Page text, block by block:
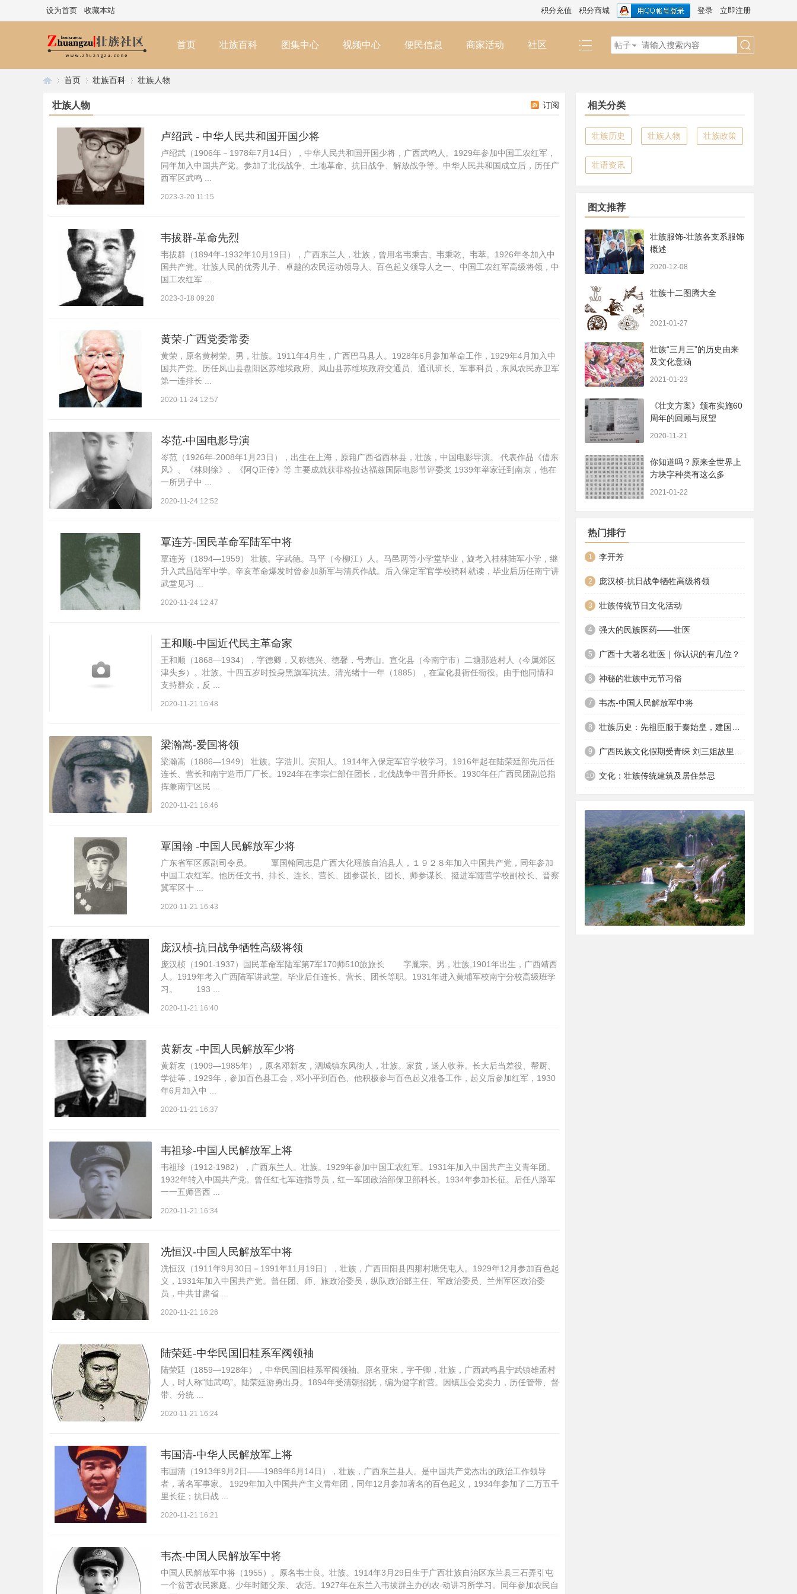
设为首页 收藏本站 积分充值 积分商城 登录 立即注册
首页 壮族百科 图集中心 视频中心 便民信息 商家活动 社区 帖子
首页
›
壮族百科
›
壮族人物
订阅
壮族人物
卢绍武 - 中华人民共和国开国少将
卢绍武（1906年－1978年7月14日），中华人民共和国开国少将，广西武鸣人。1929年参加中国工农红军，
同年加入中国共产党。参加了北伐战争、土地革命、抗日战争、解放战争等。中华人民共和国成立后，历任广
西军区武鸣 ...
2023-3-20 11:15
韦拔群-革命先烈
韦拔群（1894年-1932年10月19日），广西东兰人，壮族，曾用名韦秉吉、韦秉乾、韦萃。1926年冬加入中
国共产党。壮族人民的优秀儿子、卓越的农民运动领导人、百色起义领导人之一、中国工农红军高级将领，中
国工农红军 ...
2023-3-18 09:28
黄荣-广西党委常委
黄荣，原名黄树荣。男，壮族。1911年4月生，广西巴马县人。1928年6月参加革命工作，1929年4月加入中
国共产党。历任凤山县盘阳区苏维埃政府、凤山县苏维埃政府交通员、通讯班长、军事科员，东凤农民赤卫军
第一连排长 ...
2020-11-24 12:57
岑范-中国电影导演
岑范（1926年-2008年1月23日），出生在上海，原籍广西省西林县，壮族，中国电影导演。 代表作品《借东
风》、《林则徐》、《阿Q正传》等 主要成就获菲格拉达福兹国际电影节评委奖 1939年举家迁到南京，他在
一所男子中 ...
2020-11-24 12:52
覃连芳-国民革命军陆军中将
覃连芳（1894—1959） 壮族。字武德。马平（今柳江）人。马邑两等小学堂毕业，旋考入桂林陆军小学，继
升入武昌陆军中学。辛亥革命爆发时曾参加新军与清兵作战。后入保定军官学校骑科就读，毕业后历任南宁讲
武堂见习 ...
2020-11-24 12:47
王和顺-中国近代民主革命家
王和顺（1868—1934），字德卿，又称德兴、德馨，号寿山。宣化县（今南宁市）二塘那造村人（今属郊区
津头乡）。壮族。十四五岁时投身黑旗军抗法。清光绪十一年（1885），在宣化县衙任衙役。由于他同情和
支持群众，反 ...
2020-11-21 16:48
梁瀚嵩-爱国将领
梁瀚嵩（1886—1949） 壮族。字浩川。宾阳人。1914年入保定军官学校学习。1916年起在陆荣廷部先后任
连长、营长和南宁造币厂厂长。1924年在李宗仁部任团长，北伐战争中晋升师长。1930年任广西民团副总指
挥兼南宁区民 ...
2020-11-21 16:46
覃国翰 -中国人民解放军少将
广东省军区原副司令员。 覃国翰同志是广西大化瑶族自治县人，１９２８年加入中国共产党，同年参加
中国工农红军。他历任文书、排长、连长、营长、团参谋长、团长、师参谋长、挺进军随营学校副校长、晋察
冀军区十 ...
2020-11-21 16:43
庞汉桢-抗日战争牺牲高级将领
庞汉桢（1901-1937）国民革命军陆军第7军170师510旅旅长 字胤宗。男，壮族,1901年出生，广西靖西
人。1919年考入广西陆军讲武堂。毕业后任连长、营长、团长等职。1931年进入黄埔军校南宁分校高级班学
习。 193 ...
2020-11-21 16:40
黄新友 -中国人民解放军少将
黄新友（1909—1985年），原名邓新友，泗城镇东风街人，壮族。家贫，送人收养。长大后当差役、帮厨、
学徒等，1929年，参加百色县工会，邓小平到百色、他积极参与百色起义准备工作，起义后参加红军，1930
年6月加入中 ...
2020-11-21 16:37
韦祖珍-中国人民解放军上将
韦祖珍（1912-1982），广西东兰人。壮族。1929年参加中国工农红军。1931年加入中国共产主义青年团。
1932年转入中国共产党。曾任红七军连指导员，红一军团政治部保卫部科长。1934年参加长征。后任八路军
一一五师晋西 ...
2020-11-21 16:34
冼恒汉-中国人民解放军中将
冼恒汉（1911年9月30日－1991年11月19日），壮族，广西田阳县四那村塘凭屯人。1929年12月参加百色起
义，1931年加入中国共产党。曾任团、师、旅政治委员，纵队政治部主任、军政治委员、兰州军区政治委
员，中共甘肃省 ...
2020-11-21 16:26
陆荣廷-中华民国旧桂系军阀领袖
陆荣廷（1859—1928年），中华民国旧桂系军阀领袖。原名亚宋，字干卿，壮族，广西武鸣县宁武镇雄孟村
人，时人称“陆武鸣”。陆荣廷游勇出身。1894年受清朝招抚，编为健字前营。因镇压会党卖力，历任管带、督
带、分统 ...
2020-11-21 16:24
韦国清-中华人民解放军上将
韦国清（1913年9月2日——1989年6月14日），壮族，广西东兰县人。是中国共产党杰出的政治工作领导
者，著名军事家。 1929年加入中国共产主义青年团，同年12月参加著名的百色起义，1934年参加了二万五千
里长征；抗日战 ...
2020-11-21 16:21
韦杰-中国人民解放军中将
中国人民解放军中将（1955）。原名韦士良。壮族。1914年3月29日生于广西壮族自治区东兰县三石弄引屯
一个贫苦农民家庭。少年时随父亲、 农活。1927年在东兰入韦拔群主办的农-动讲习所学习。同年参加农民自
相关分类
壮族历史 壮族人物 壮族政策
壮语资讯
图文推荐
壮族服饰-壮族各支系服饰
概述
2020-12-08
壮族十二图腾大全
2021-01-27
壮族“三月三”的历史由来
及文化意涵
2021-01-23
《壮文方案》颁布实施60
周年的回顾与展望
2020-11-21
你知道吗？原来全世界上
方块字种类有这么多
2021-01-22
热门排行
1 李开芳
2 庞汉桢-抗日战争牺牲高级将领
3 壮族传统节日文化活动
4 强大的民族医药——壮医
5 广西十大著名壮医｜你认识的有几位？
6 神秘的壮族中元节习俗
7 韦杰-中国人民解放军中将
8
9
10 文化：壮族传统建筑及居住禁忌